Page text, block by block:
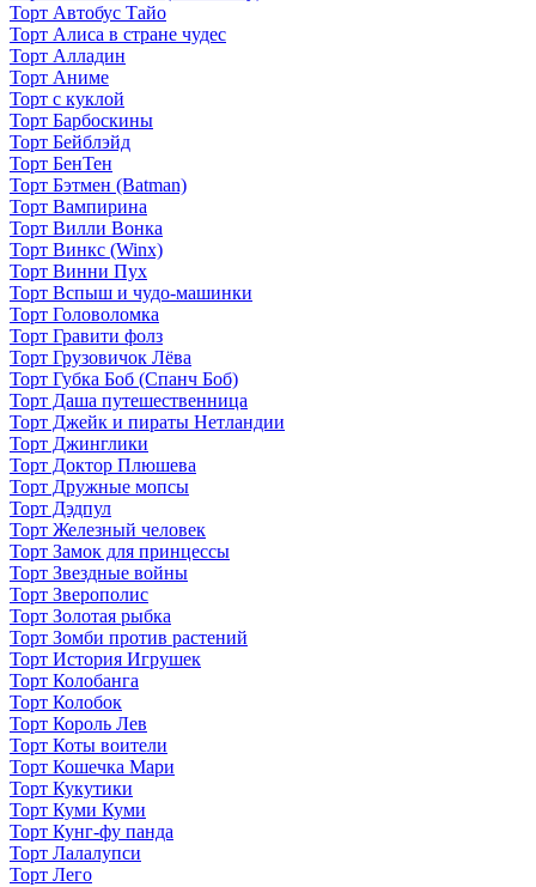
Торт Автобус Тайо
Торт Алиса в стране чудес
Торт Алладин
Торт Аниме
Торт с куклой
Торт Барбоскины
Торт Бейблэйд
Торт БенТен
Торт Бэтмен (Batman)
Торт Вампирина
Торт Вилли Вонка
Торт Винкс (Winx)
Торт Винни Пух
Торт Вспыш и чудо-машинки
Торт Головоломка
Торт Гравити фолз
Торт Грузовичок Лёва
Торт Губка Боб (Спанч Боб)
Торт Даша путешественница
Торт Джейк и пираты Нетландии
Торт Джинглики
Торт Доктор Плюшева
Торт Дружные мопсы
Торт Дэдпул
Торт Железный человек
Торт Замок для принцессы
Торт Звездные войны
Торт Зверополис
Торт Золотая рыбка
Торт Зомби против растений
Торт История Игрушек
Торт Колобанга
Торт Колобок
Торт Король Лев
Торт Коты воители
Торт Кошечка Мари
Торт Кукутики
Торт Куми Куми
Торт Кунг-фу панда
Торт Лалалупси
Торт Лего